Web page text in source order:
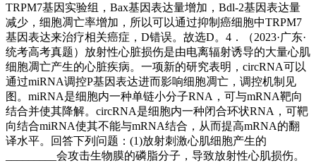
TRPM7基因实验组，Bax基因表达量增加，Bdl-2基因表达量
减少，细胞凋亡率增加，所以可以通过抑制癌细胞中TRPM7
基因表达来治疗相关癌症，D错误。故选D。4．（2023·广东·
统考高考真题）放射性心脏损伤是由电离辐射诱导的大量心肌
细胞凋亡产生的心脏疾病。一项新的研究表明，circRNA可以
通过miRNA调控P基因表达进而影响细胞凋亡，调控机制见
图。miRNA是细胞内一种单链小分子RNA，可与mRNA靶向
结合并使其降解。circRNA是细胞内一种闭合环状RNA，可靶
向结合miRNA使其不能与mRNA结合，从而提高mRNA的翻
译水平。回答下列问题：(1)放射刺激心肌细胞产生的
_________会攻击生物膜的磷脂分子，导致放射性心肌损伤。